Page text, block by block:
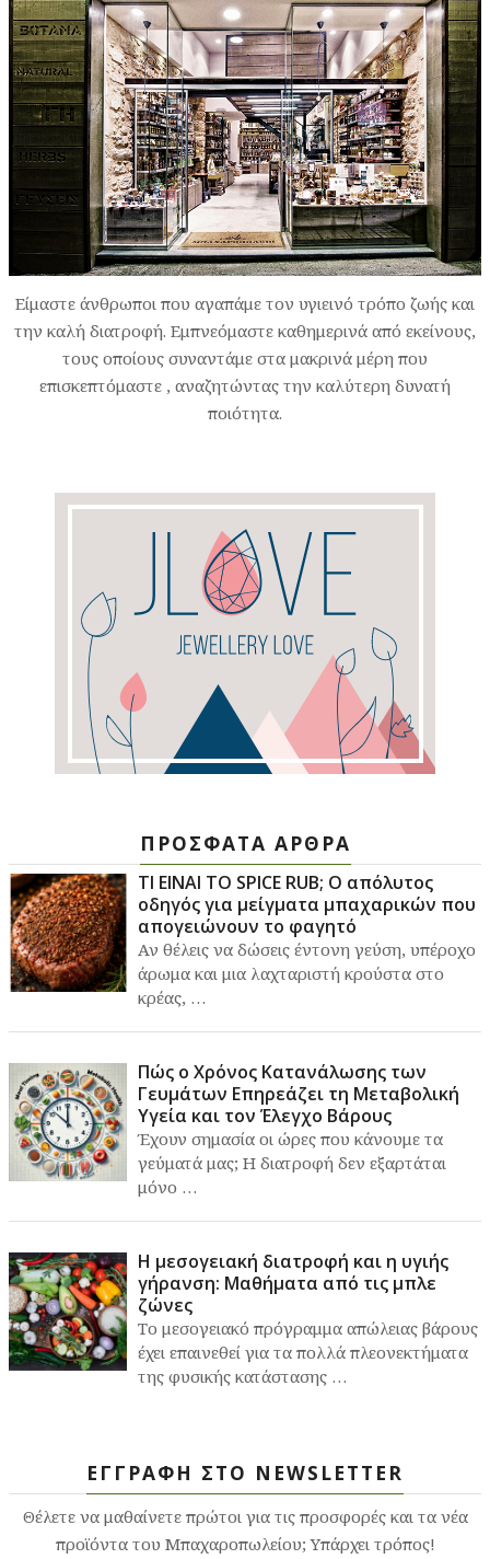
Είμαστε άνθρωποι που αγαπάμε τον υγιεινό τρόπο ζωής και
την καλή διατροφή. Εμπνεόμαστε καθημερινά από εκείνους,
τους οποίους συναντάμε στα μακρινά μέρη που
επισκεπτόμαστε , αναζητώντας την καλύτερη δυνατή
ποιότητα.
ΠΡΟΣΦΑΤΑ ΑΡΘΡΑ
ΤΙ ΕΙΝΑΙ ΤΟ SPICE RUB; Ο απόλυτος
οδηγός για μείγματα μπαχαρικών που
απογειώνουν το φαγητό
Αν θέλεις να δώσεις έντονη γεύση, υπέροχο
άρωμα και μια λαχταριστή κρούστα στο
κρέας, …
Πώς ο Χρόνος Κατανάλωσης των
Γευμάτων Επηρεάζει τη Μεταβολική
Υγεία και τον Έλεγχο Βάρους
Έχουν σημασία οι ώρες που κάνουμε τα
γεύματά μας; Η διατροφή δεν εξαρτάται
μόνο …
Η μεσογειακή διατροφή και η υγιής
γήρανση: Μαθήματα από τις μπλε
ζώνες
Το μεσογειακό πρόγραμμα απώλειας βάρους
έχει επαινεθεί για τα πολλά πλεονεκτήματα
της φυσικής κατάστασης …
ΕΓΓΡΑΦΗ ΣΤΟ NEWSLETTER
Θέλετε να μαθαίνετε πρώτοι για τις προσφορές και τα νέα
προϊόντα του Μπαχαροπωλείου; Υπάρχει τρόπος!